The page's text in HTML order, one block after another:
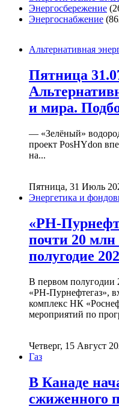
Энергосбережение
Энергоснабжение
Альтернативная
Пятница
и мира.
— «Зелёный»
проект PosHYdon
на...
Пятница, 31 Июль
Энергетика и
«РН-
почти 20 млн
полугодие
В первом полугодии
«РН-Пурнефтегаз»,
комплекс НК
мероприятий по
Четверг, 15 Август
Газ
В Канаде
сжиженного